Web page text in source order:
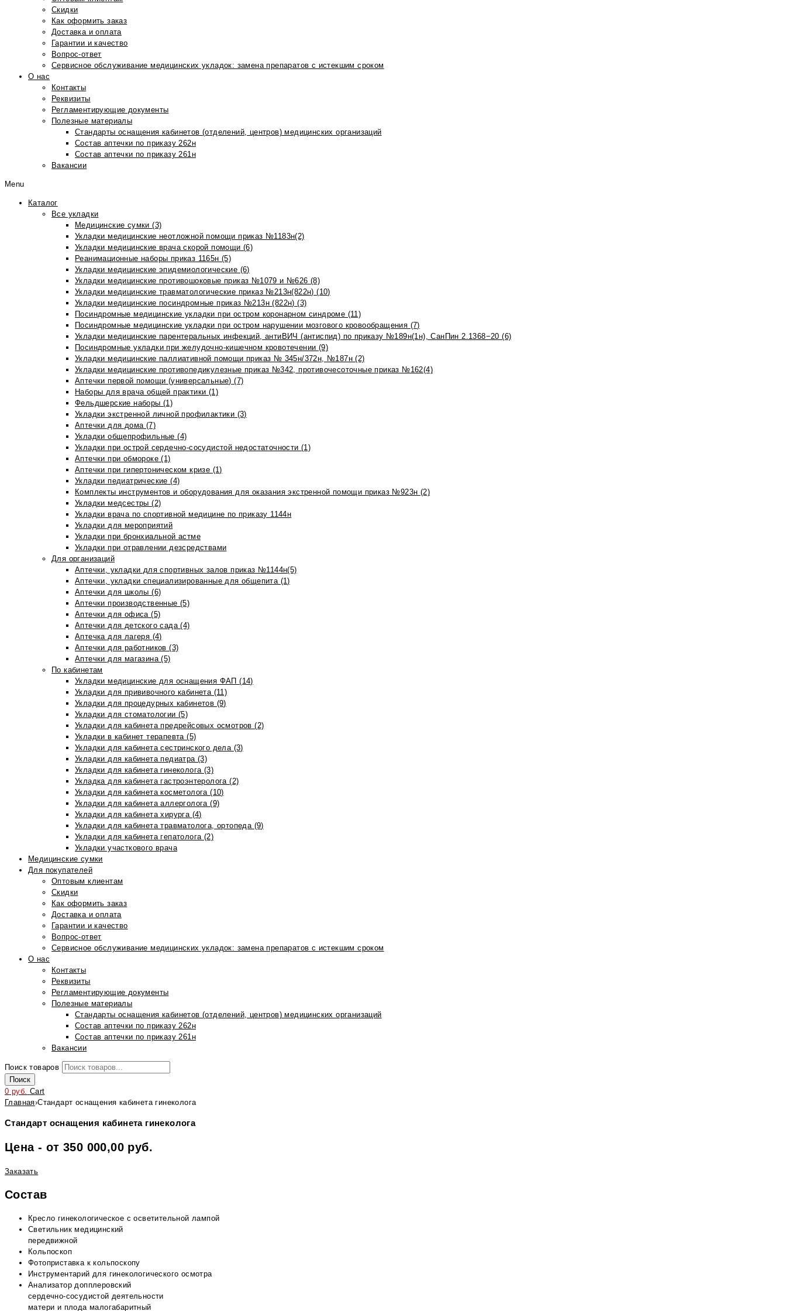
Скидки
Как оформить заказ
Доставка и оплата
Гарантии и качество
Вопрос-ответ
Сервисное обслуживание медицинских укладок: замена препаратов с истекшим сроком
О нас
Контакты
Реквизиты
Регламентирующие документы
Полезные материалы
Стандарты оснащения кабинетов (отделений, центров) медицинских организаций
Состав аптечки по приказу 262н
Состав аптечки по приказу 261н
Вакансии
Menu
Каталог
Все укладки
Медицинские сумки (3)
Укладки медицинские неотложной помощи приказ №1183н(2)
Укладки медицинские врача скорой помощи (6)
Реанимационные наборы приказ 1165н (5)
Укладки медицинские эпидемиологические (6)
Укладки медицинские противошоковые приказ №1079 и №626 (8)
Укладки медицинские травматологические приказ №213н(822н) (10)
Укладки медицинские посиндромные приказ №213н (822н) (3)
Посиндромные медицинские укладки при остром коронарном синдроме (11)
Посиндромные медицинские укладки при остром нарушении мозгового кровообращения (7)
Укладки медицинские парентеральных инфекций, антиВИЧ (антиспид) по приказу №189н(1н), СанПин 2.1368−20 (6)
Посиндромные укладки при желудочно-кишечном кровотечении (9)
Укладки медицинские паллиативной помощи приказ № 345н/372н, №187н (2)
Укладки медицинские противопедикулезные приказ №342, противочесоточные приказ №162(4)
Аптечки первой помощи (универсальные) (7)
Наборы для врача общей практики (1)
Фельдшерские наборы (1)
Укладки экстренной личной профилактики (3)
Аптечки для дома (7)
Укладки общепрофильные (4)
Укладки при острой сердечно-сосудистой недостаточности (1)
Аптечки при обмороке (1)
Аптечки при гипертоническом кризе (1)
Укладки педиатрические (4)
Комплекты инструментов и оборудования для оказания экстренной помощи приказ №923н (2)
Укладки медсестры (2)
Укладки врача по спортивной медицине по приказу 1144н
Укладки для мероприятий
Укладки при бронхиальной астме
Укладки при отравлении дезсредствами
Для организаций
Аптечки, укладки для спортивных залов приказ №1144н(5)
Аптечки, укладки специализированные для общепита (1)
Аптечки для школы (6)
Аптечки производственные (5)
Аптечки для офиса (5)
Аптечки для детского сада (4)
Аптечка для лагеря (4)
Аптечки для работников (3)
Аптечки для магазина (5)
По кабинетам
Укладки медицинские для оснащения ФАП (14)
Укладки для прививочного кабинета (11)
Укладки для процедурных кабинетов (9)
Укладки для стоматологии (5)
Укладки для кабинета предрейсовых осмотров (2)
Укладки в кабинет терапевта (5)
Укладки для кабинета сестринского дела (3)
Укладки для кабинета педиатра (3)
Укладки для кабинета гинеколога (3)
Укладка для кабинета гастроэнтеролога (2)
Укладки для кабинета косметолога (10)
Укладки для кабинета аллерголога (9)
Укладки для кабинета хирурга (4)
Укладки для кабинета травматолога, ортопеда (9)
Укладки для кабинета гепатолога (2)
Укладки участкового врача
Медицинские сумки
Для покупателей
Оптовым клиентам
Скидки
Как оформить заказ
Доставка и оплата
Гарантии и качество
Вопрос-ответ
Сервисное обслуживание медицинских укладок: замена препаратов с истекшим сроком
О нас
Контакты
Реквизиты
Регламентирующие документы
Полезные материалы
Стандарты оснащения кабинетов (отделений, центров) медицинских организаций
Состав аптечки по приказу 262н
Состав аптечки по приказу 261н
Вакансии
Поиск товаров
Поиск
0 руб. Cart
Главная›Стандарт оснащения кабинета гинеколога
Стандарт оснащения кабинета гинеколога
Цена - от 350 000,00 руб.
Заказать
Состав
Кресло гинекологическое с осветительной лампой
Светильник медицинский
передвижной
Кольпоскоп
Фотоприставка к кольпоскопу
Инструментарий для гинекологического осмотра
Анализатор допплеровский
сердечно-сосудистой деятельности
матери и плода малогабаритный